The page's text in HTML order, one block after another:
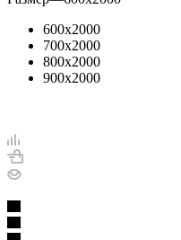
600х2000
700х2000
800х2000
900х2000